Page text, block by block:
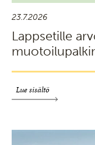
23.7.2026
Lappsetille
Lue sisältö